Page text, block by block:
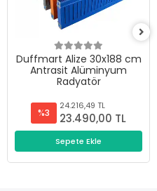
Duffmart Alize 30x188 cm
Antrasit Alüminyum
Radyatör
%3
24.216,49 TL
23.490,00 TL
Sepete Ekle